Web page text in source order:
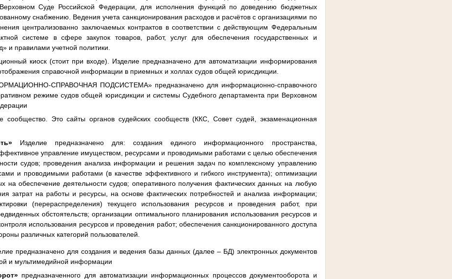
Суде Российской Федерации, для исполнения функций по доведению бюджетных
снабжению. Ведения учета санкционирования расходов и расчётов с организациями по
централизованно заключаемых контрактов в соответствии с действующим Федеральным
системе в сфере закупок товаров, работ, услуг для обеспечения государственных и
и правилами учетной политики.
киоск (стоит при входе). Изделие предназначено для автоматизации информирования
справочной информации в приемных и холлах судов общей юрисдикции.
СПРАВОЧНАЯ ПОДСИСТЕМА» предназначено для информационно-справочного
режиме судов общей юрисдикции и системы Судебного департамента при Верховном
сообщество. Это сайты органов судейских сообществ (ККС, Совет судей, экзаменационная
Изделие предназначено для: создания единого информационного пространства,
управление имуществом, ресурсами и проводимыми работами с целью обеспечения
cудов; проведения анализа информации и решения задач по комплексному управлению
и проводимыми работами (в качестве эффективного и гибкого инструмента); оптимизации
на обеспечение деятельности судов; оперативного получения фактических данных на любую
затрат на работы и ресурсы, на основе фактических потребностей и анализа информации;
(перераспределения) текущего использования ресурсов и проведения работ, при
обстоятельств; организации оптимального планирования использования ресурсов и
использования ресурсов и проведения работ; обеспечения санкционированного доступа
различных категорий пользователей.
предназначено для создания и ведения базы данных (далее – БД) электронных документов
и мультимедийной информации
предназначенного для автоматизации информационных процессов документооборота и